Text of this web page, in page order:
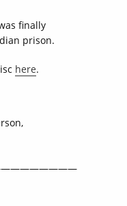
finally
prison.
here.